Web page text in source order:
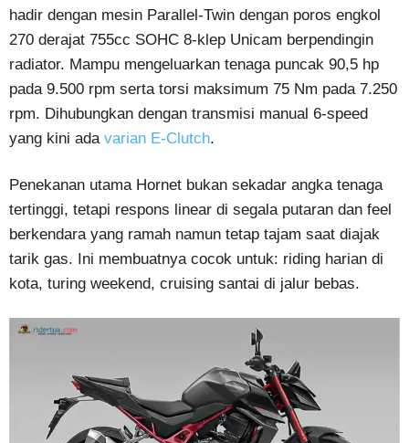
hadir dengan mesin Parallel-Twin dengan poros engkol
270 derajat 755cc SOHC 8-klep Unicam berpendingin
radiator. Mampu mengeluarkan tenaga puncak 90,5 hp
pada 9.500 rpm serta torsi maksimum 75 Nm pada 7.250
rpm. Dihubungkan dengan transmisi manual 6-speed
yang kini ada varian E-Clutch.
Penekanan utama Hornet bukan sekadar angka tenaga
tertinggi, tetapi respons linear di segala putaran dan feel
berkendara yang ramah namun tetap tajam saat diajak
tarik gas. Ini membuatnya cocok untuk: riding harian di
kota, turing weekend, cruising santai di jalur bebas.